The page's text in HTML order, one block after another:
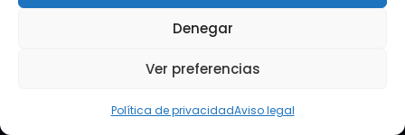
Denegar
Ver preferencias
Política de privacidadAviso legal
Website: https://www.lacartamalacitana.org/
© Copyright 2024La Carta Malacitana
Leonera Comunicación